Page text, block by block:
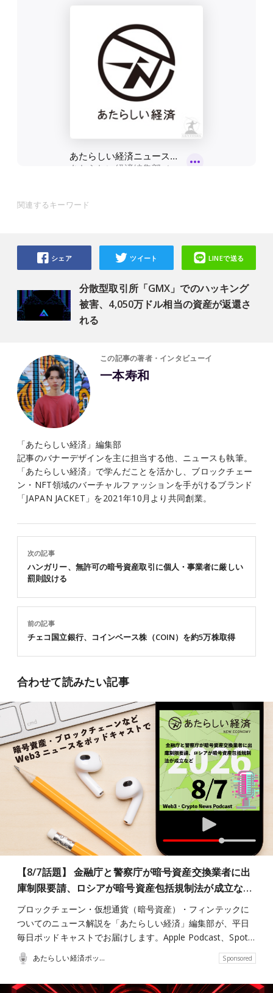
関連するキーワード
分散型取引所「GMX」でのハッキング
被害、4,050万ドル相当の資産が返還さ
れる
シェア ツイート LINEで送る
この記事の著者・インタビューイ
一本寿和
「あたらしい経済」編集部
記事のバナーデザインを主に担当する他、ニュースも執筆。
「あたらしい経済」で学んだことを活かし、ブロックチェー
ン・NFT領域のバーチャルファッションを手がけるブランド
「JAPAN JACKET」を2021年10月より共同創業。
前の記事
チェコ国立銀行、コインベース株（COIN）を約5万株取得
次の記事
ハンガリー、無許可の暗号資産取引に個人・事業者に厳しい
罰則設ける
合わせて読みたい記事
【8/7話題】 金融庁と警察庁が暗号資産交換業者に出
庫制限要請、ロシアが暗号資産包括規制法が成立な…
ブロックチェーン・仮想通貨（暗号資産）・フィンテックに
ついてのニュース解説を「あたらしい経済」編集部が、平日
毎日ポッドキャストでお届けします。Apple Podcast、Spot…
あたらしい経済ポッドキャスト Sponsored